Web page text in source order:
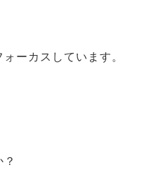
ーカスしています。